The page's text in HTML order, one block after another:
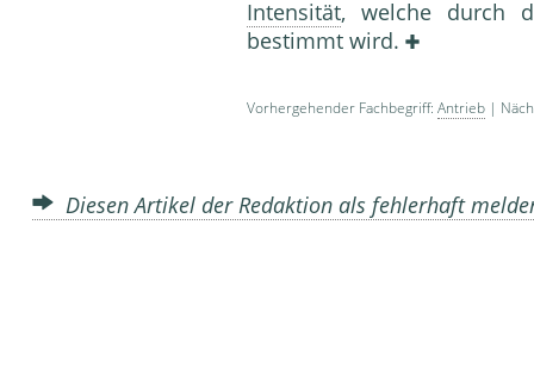
Intensität, welche durch
bestimmt wird.
Vorhergehender Fachbegriff: Antrieb |
Diesen Artikel der Redaktion als fehlerhaft